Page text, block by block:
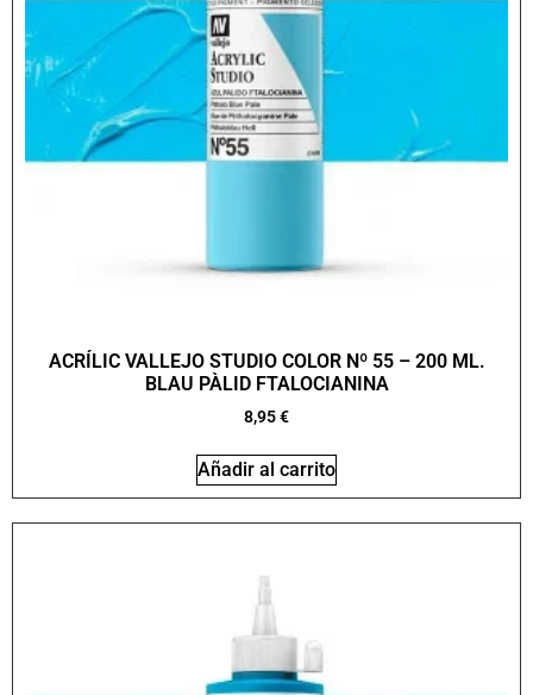
ACRÍLIC VALLEJO STUDIO COLOR Nº 55 – 200 ML.
BLAU PÀLID FTALOCIANINA
8,95€
Añadir al carrito